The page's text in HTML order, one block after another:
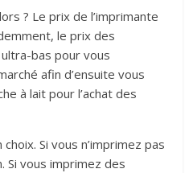
? Le prix de l’imprimante
le prix des
bas pour vous
afin d’ensuite vous
à lait pour l’achat des
Si vous n’imprimez pas
Si vous imprimez des